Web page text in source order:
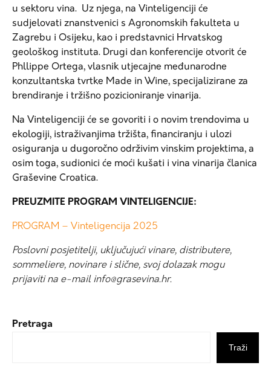
u sektoru vina. Uz njega, na Vinteligenciji će
sudjelovati znanstvenici s Agronomskih fakulteta u
Zagrebu i Osijeku, kao i predstavnici Hrvatskog
geološkog instituta. Drugi dan konferencije otvorit će
Phllippe Ortega, vlasnik utjecajne međunarodne
konzultantska tvrtke Made in Wine, specijalizirane za
brendiranje i tržišno pozicioniranje vinarija.
Na Vinteligenciji će se govoriti i o novim trendovima u
ekologiji, istraživanjima tržišta, financiranju i ulozi
osiguranja u dugoročno održivim vinskim projektima, a
osim toga, sudionici će moći kušati i vina vinarija članica
Graševine Croatica.
PREUZMITE PROGRAM VINTELIGENCIJE:
PROGRAM – Vinteligencija 2025
Poslovni posjetitelji, uključujući vinare, distributere,
sommeliere, novinare i slične, svoj dolazak mogu
prijaviti na e-mail info@grasevina.hr.
Pretraga
Traži